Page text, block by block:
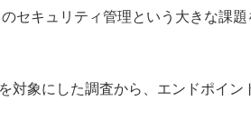
セキュリティ管理という大きな課題
象にした調査から、エンドポイン